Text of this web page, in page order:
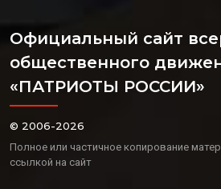
Официальный сайт
общественного
«ПАТРИОТЫ РОССИИ»
© 2006-2026
Полное или частичное копирование
ссылкой на сайт